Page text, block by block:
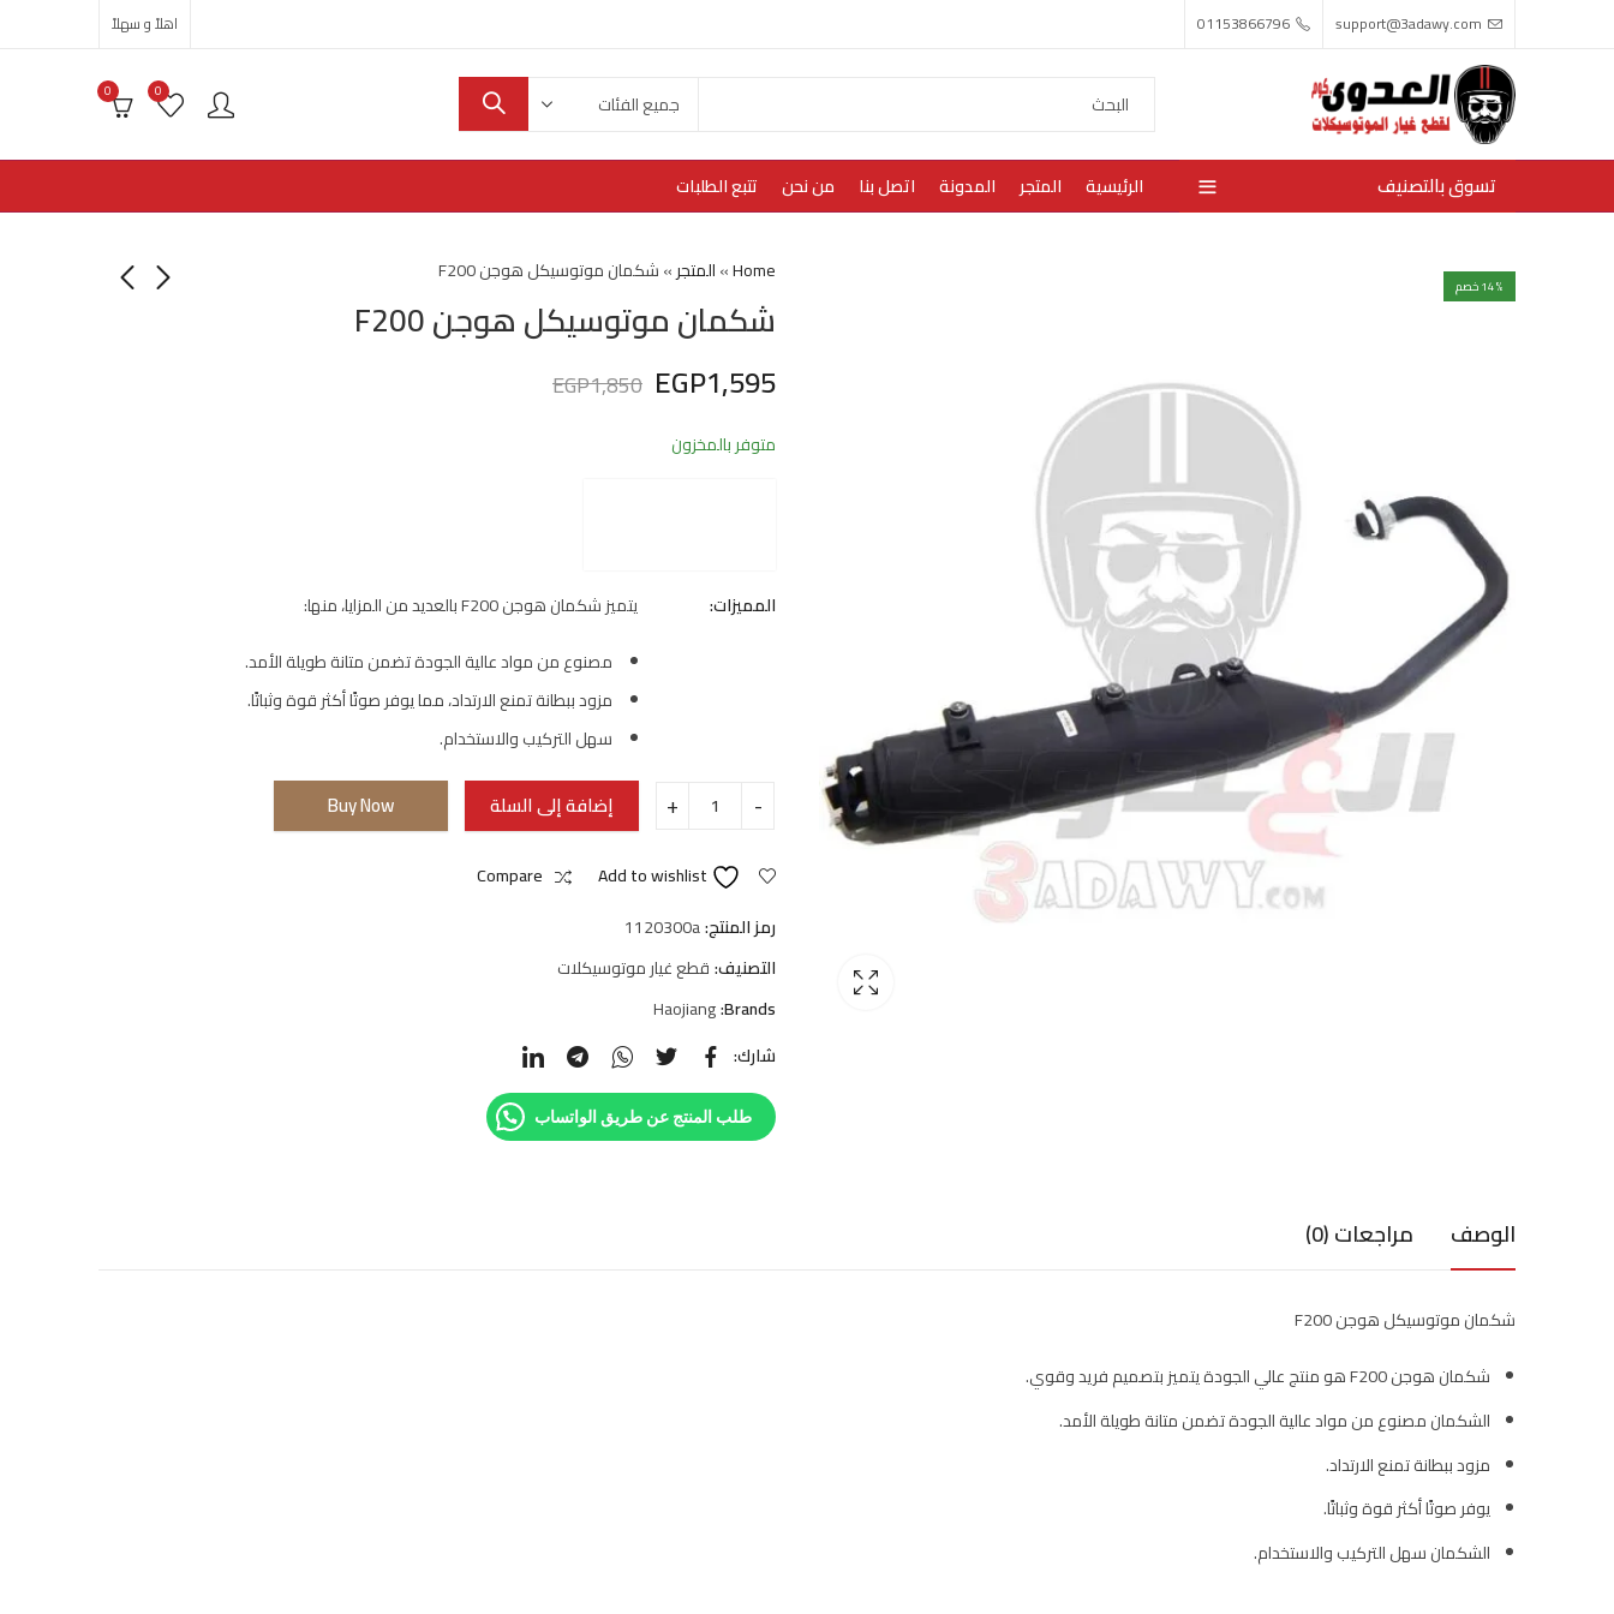
support@3adawy.com
01153866796 اهلاً و سهلاً
0
0
تسوق بالتصنيف الرئيسية المتجر المدونة اتصل بنا من نحن تتبع الطلبات
14% خصم
Home
»المتجر»شكمان موتوسيكل هوجن F200
شكمان موتوسيكل هوجن F200
EGP1,595
EGP1,850
متوفر بالمخزون
المميزات:
يتميز شكمان هوجن F200 بالعديد من المزايا، منها:
مصنوع من مواد عالية الجودة تضمن متانة طويلة الأمد.
مزود ببطانة تمنع الارتداد، مما يوفر صوتًا أكثر قوة وثباتًا.
سهل التركيب والاستخدام.
إضافة إلى السلة Buy Now
Add to wishlist
Compare
رمز المنتج:1120300a
التصنيف:قطع غيار موتوسيكلات
Brands:
Haojiang
شارك:
طلب المنتج عن طريق الواتساب
الوصف مراجعات (0)
شكمان موتوسيكل هوجن F200
شكمان هوجن F200 هو منتج عالي الجودة يتميز بتصميم فريد وقوي.
الشكمان مصنوع من مواد عالية الجودة تضمن متانة طويلة الأمد.
مزود ببطانة تمنع الارتداد.
يوفر صوتًا أكثر قوة وثباتًا.
الشكمان سهل التركيب والاستخدام.